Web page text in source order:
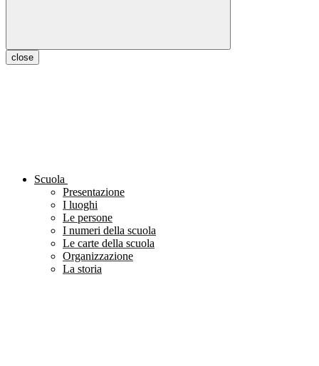
close
Scuola
Presentazione
I luoghi
Le persone
I numeri della scuola
Le carte della scuola
Organizzazione
La storia